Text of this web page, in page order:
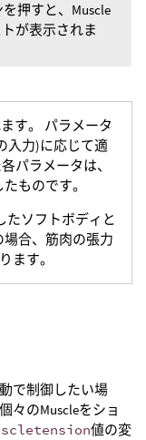
押すと、Muscle
が表示されま
す。 パラメータ
入力)に応じて適
パラメータは、
ものです。
たソフトボディと
場合、筋肉の張力
ます。
で制御したい場
々のMuscleをショ
値の変